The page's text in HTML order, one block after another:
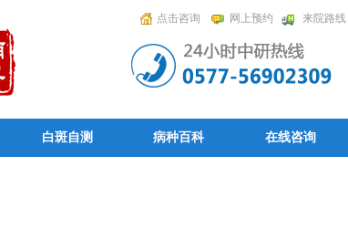
点击咨询 网上预约 来院路线
白斑自测 病种百科 在线咨询